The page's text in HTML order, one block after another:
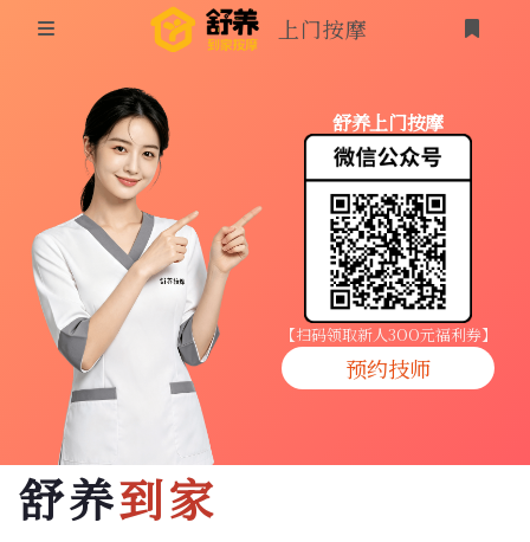
同城按摩
上门按摩
养生按摩
技师入驻
商家入驻
代理入驻
预约技师
上门按摩
登录
舒养上门按摩
【扫码领取新人3OO元福利券】
预约技师
舒养到家